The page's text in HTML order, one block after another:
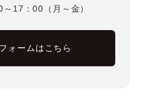
～17：00（月～金）
ォームはこちら